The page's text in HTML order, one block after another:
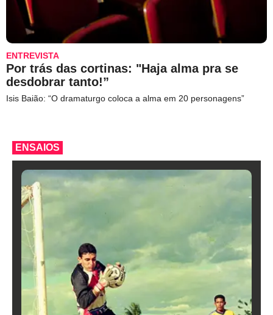
ENTREVISTA
Por trás das cortinas: "Haja alma pra se
desdobrar tanto!”
Isis Baião: “O dramaturgo coloca a alma em 20 personagens”
ENSAIOS